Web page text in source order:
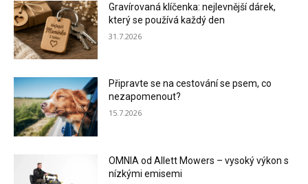
Gravírovaná klíčenka: nejlevnější dárek,
který se používá každý den
31.7.2026
Připravte se na cestování se psem, co
nezapomenout?
15.7.2026
OMNIA od Allett Mowers – vysoký výkon s
nízkými emisemi